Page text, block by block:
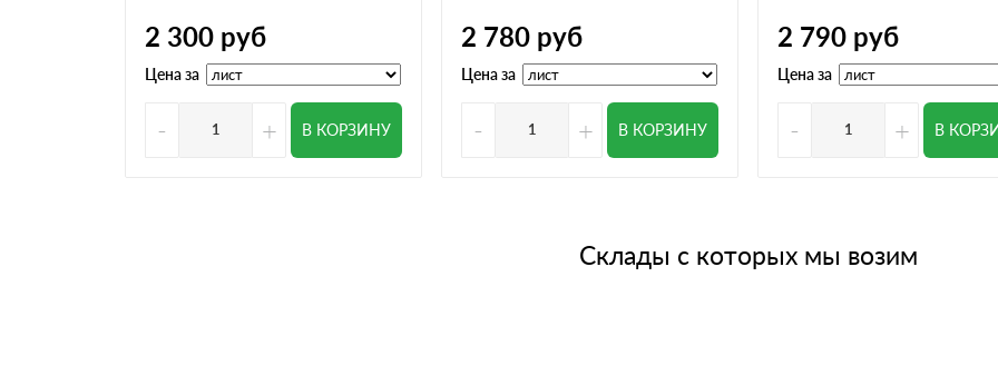
2 300 руб
Цена за
- + В КОРЗИНУ
2 780 руб
Цена за
- + В КОРЗИНУ
2 790 руб
Цена за
- + В
Склады с которых мы возим